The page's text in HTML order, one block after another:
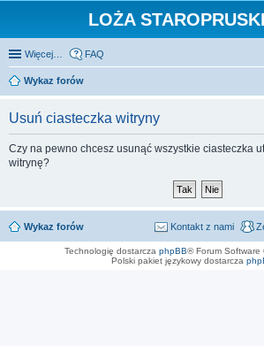
LOŻA
Więcej… FAQ
Wykaz forów
Usuń ciasteczka witryny
Czy na pewno chcesz usunąć wszystkie ciasteczka
witrynę?
Wykaz forów Kontakt z nami
Technologię dostarcza phpBB® Forum Software
Polski pakiet językowy dostarcza